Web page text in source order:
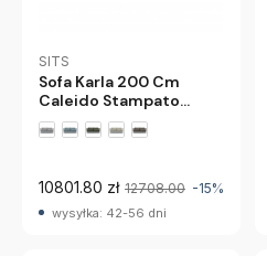
SITS
Sofa Karla 200 Cm
Caleido Stampato
Granatowa Sits
10801.80 zł 12708.00 -15%
wysyłka: 42-56 dni